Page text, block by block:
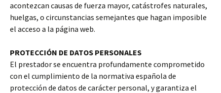
acontezcan causas de fuerza mayor, catástrofes naturales,
huelgas, o circunstancias semejantes que hagan imposible
el acceso a la página web.
PROTECCIÓN DE DATOS PERSONALES
El prestador se encuentra profundamente comprometido
con el cumplimiento de la normativa española de
protección de datos de carácter personal, y garantiza el